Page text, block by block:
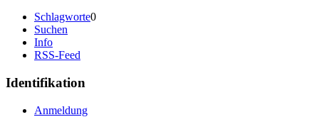
Schlagworte0
Suchen
Info
RSS-Feed
Identifikation
Anmeldung